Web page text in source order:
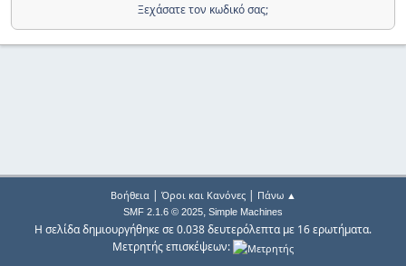
Ξεχάσατε τον κωδικό σας;
Βοήθεια| Όροι και Κανόνες| Πάνω ▲
SMF 2.1.6 © 2025, Simple Machines
Η σελίδα δημιουργήθηκε σε 0.038 δευτερόλεπτα με 16 ερωτήματα.
Μετρητής επισκέψεων: